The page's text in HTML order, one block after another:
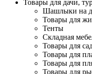
Товары для дачи,
Шашлыки на
Товары для
Тенты
Складная
Товары для
Товары для
Товары для
Товары для